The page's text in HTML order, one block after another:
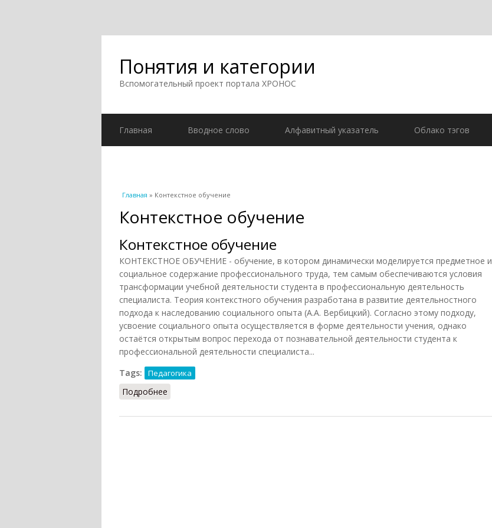
Понятия и категории
Вспомогательный проект портала ХРОНОС
Главная Вводное слово Алфавитный указатель Облако тэгов
Вы здесь
Главная » Контекстное обучение
Контекстное обучение
Контекстное обучение
КОНТЕКСТНОЕ ОБУЧЕНИЕ - обучение, в котором динамически моделируется предметное и
социальное содержание профессионального труда, тем самым обеспечиваются условия
трансформации учебной деятельности студента в профессиональную деятельность
специалиста. Теория контекстного обучения разработана в развитие деятельностного
подхода к наследованию социального опыта (А.А. Вербицкий). Согласно этому подходу,
усвоение социального опыта осуществляется в форме деятельности учения, однако
остаётся открытым вопрос перехода от познавательной деятельности студента к
профессиональной деятельности специалиста...
Tags:
Педагогика
Подробнее